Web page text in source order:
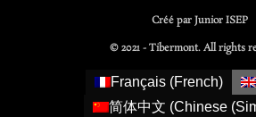
Créé par Junior ISEP
© 2021 - Tibermont. All rights
Français (French)
简体中文 (Chinese